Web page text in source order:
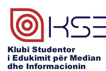
Klubi Studentor
i Edukimit për Median
dhe Informacionin